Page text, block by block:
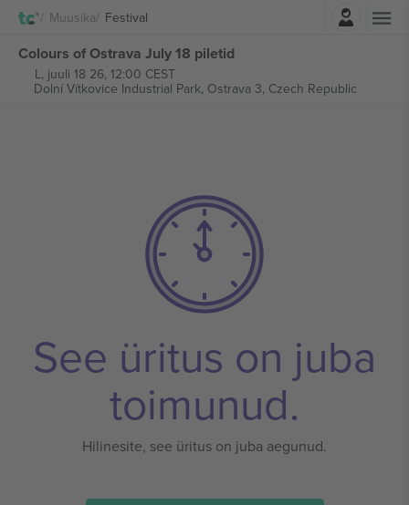
Muusika Festival
Colours of Ostrava July 18 piletid
L, juuli 18 26, 12:00 CEST
Dolní Vítkovice Industrial Park, Ostrava 3, Czech Republic
See üritus on juba
toimunud.
Hilinesite, see üritus on juba aegunud.